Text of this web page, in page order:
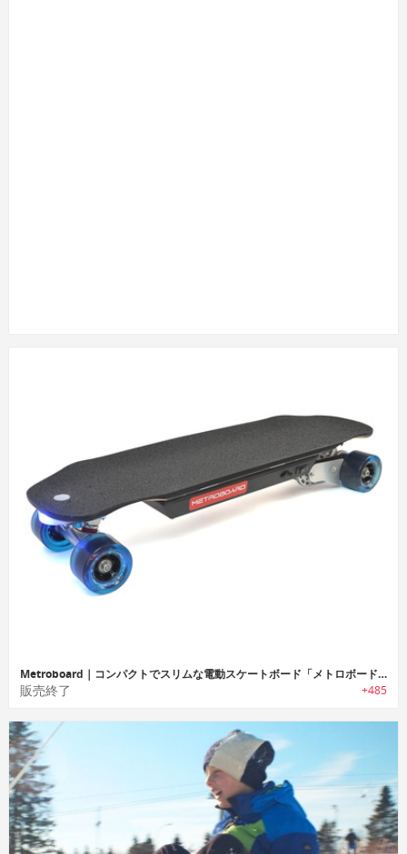
Metroboard｜コンパクトでスリムな電動スケートボード「メトロボード」
販売終了 +485